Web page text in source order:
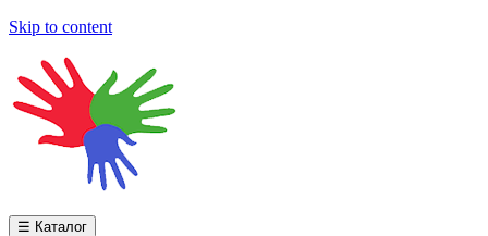
Skip to content
☰ Каталог